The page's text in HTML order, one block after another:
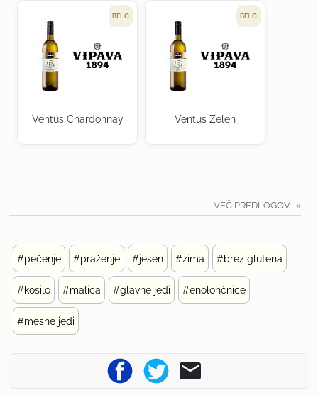
BELO
Ventus Chardonnay
BELO
Ventus Zelen
VEČ PREDLOGOV
#pečenje #praženje #jesen #zima #brez glutena
#kosilo #malica #glavne jedi #enolončnice
#mesne jedi